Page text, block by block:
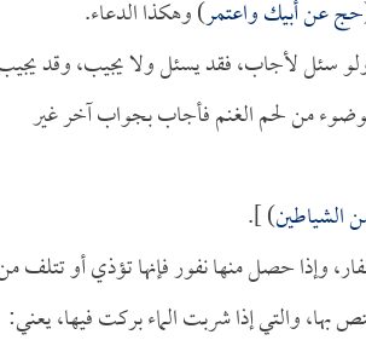
حج عن أبيك واعتمر) وهكذا الدعاء.
ولو سئل لأجاب، فقد يسئل ولا يجيب، وقد
من لحم الغنم فأجاب بجواب آخر غير
الشياطين) ].
وإذا حصل منها نفور فإنها تؤذي أو تتلف
بها، والتي إذا شربت الماء بركت فيها، يعني: